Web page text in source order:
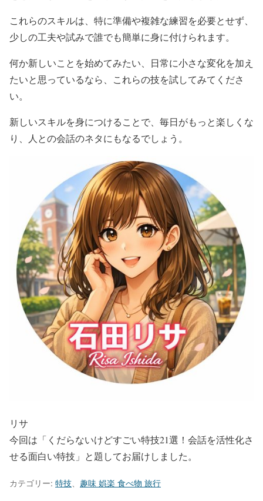
これらのスキルは、特に準備や複雑な練習を必要とせず、
少しの工夫や試みで誰でも簡単に身に付けられます。
何か新しいことを始めてみたい、日常に小さな変化を加え
たいと思っているなら、これらの技を試してみてくださ
い。
新しいスキルを身につけることで、毎日がもっと楽しくな
り、人との会話のネタにもなるでしょう。
リサ
今回は「くだらないけどすごい特技21選！会話を活性化さ
せる面白い特技」と題してお届けしました。
カテゴリー: 特技 趣味 娯楽 食べ物 旅行